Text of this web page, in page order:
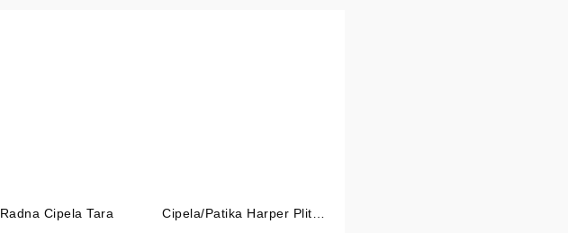
Radna Cipela Tara
Cipela/Patika Harper Plitka